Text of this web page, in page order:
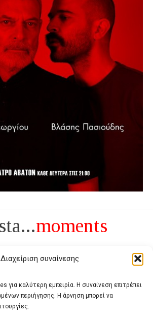
Διαχείριση συναίνεσης
για καλύτερη εμπειρία. Η συναίνεση επιτρέπει
περιήγησης. Η άρνηση μπορεί να
moments
αντίθετο της ανέχειας, είναι το αντίθετο της